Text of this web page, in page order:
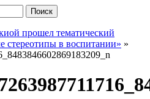
Поиск
прошел тематический
стереотипы в воспитании» »